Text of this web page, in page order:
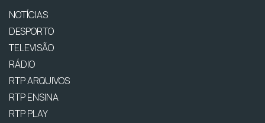
NOTÍCIAS
DESPORTO
TELEVISÃO
RÁDIO
RTP ARQUIVOS
RTP ENSINA
RTP PLAY